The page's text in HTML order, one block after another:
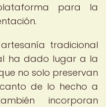
para la
tradicional
ha dado lugar a la
no solo preservan
de lo hecho a
incorporan